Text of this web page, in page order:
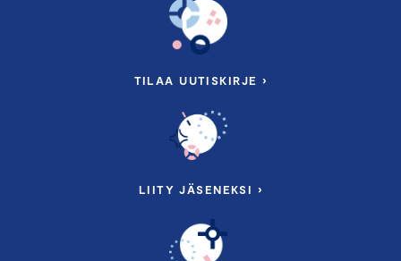
TILAA UUTISKIRJE ›
LIITY JÄSENEKSI ›